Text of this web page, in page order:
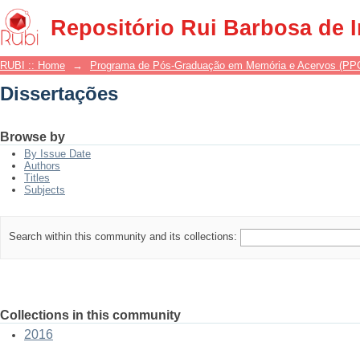
Repositório Rui Barbosa de
Dissertações
RUBI :: Home → Programa de Pós-Graduação em Memória e Acervos
Dissertações
Browse by
By Issue Date
Authors
Titles
Subjects
Search within this community and its collections:
Collections in this community
2016